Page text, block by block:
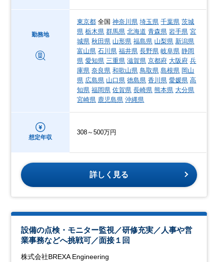
勤務地
東京都 全国神奈川県 埼玉県 千葉県 茨城
県 栃木県 群馬県 北海道 青森県 岩手県 宮
城県 秋田県 山形県 福島県 山梨県 新潟県
富山県 石川県 福井県 長野県 岐阜県 静岡
県 愛知県 三重県 滋賀県 京都府 大阪府 兵
庫県 奈良県 和歌山県 鳥取県 島根県 岡山
県 広島県 山口県 徳島県 香川県 愛媛県 高
知県 福岡県 佐賀県 長崎県 熊本県 大分県
宮崎県 鹿児島県 沖縄県
想定年収
308～500万円
詳しく見る
設備の点検・モニター監視／研修充実／人事や営
業事務などへ挑戦可／面接１回
株式会社BREXA Engineering